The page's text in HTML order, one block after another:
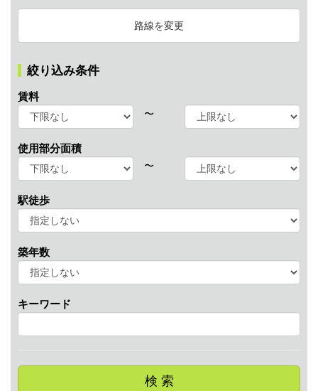
路線を変更
絞り込み条件
賃料
〜
使用部分面積
〜
駅徒歩
築年数
キーワード
検 索